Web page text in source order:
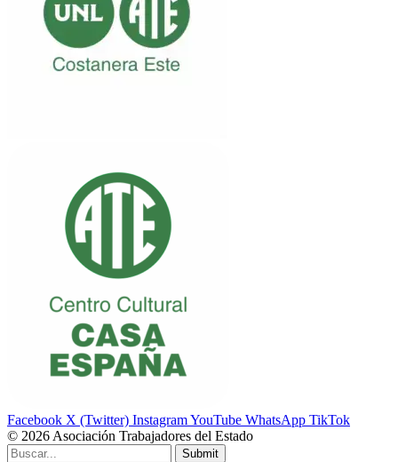
Facebook X (Twitter) InstagramYouTube WhatsApp TikTok
© 2026 Asociación Trabajadores del Estado
Submit